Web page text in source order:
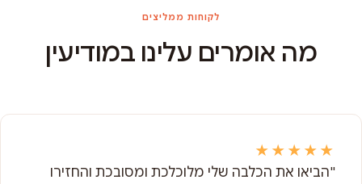
לקוחות ממליצים
מה אומרים עלינו במודיעין
★★★★★
"הביאו את הכלבה שלי מלוכלכת ומסובכת והחזירו